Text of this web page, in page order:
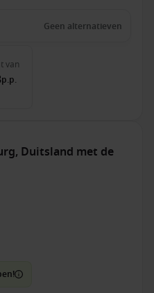
Geen alternatieven
van
p.p.
Duitsland met de